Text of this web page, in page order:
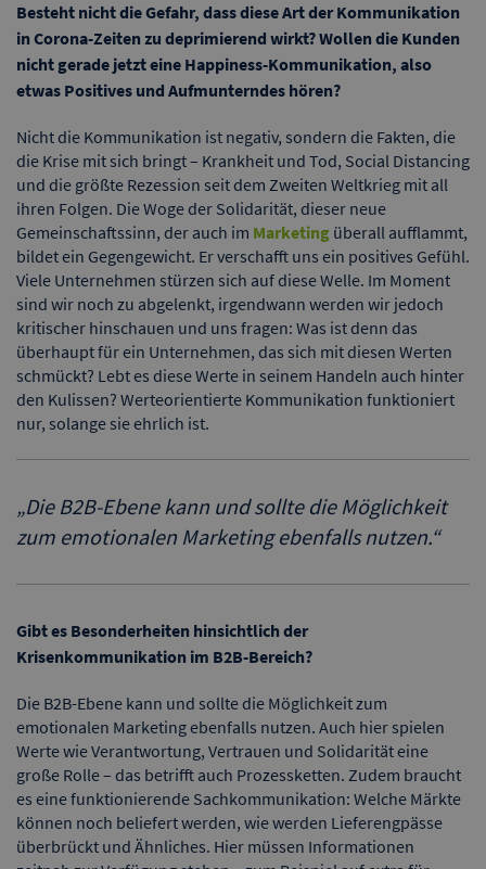
Besteht nicht die Gefahr, dass diese Art der Kommunikation
in Corona-Zeiten zu deprimierend wirkt? Wollen die Kunden
nicht gerade jetzt eine Happiness-Kommunikation, also
etwas Positives und Aufmunterndes hören?
Nicht die Kommunikation ist negativ, sondern die Fakten, die
die Krise mit sich bringt – Krankheit und Tod, Social Distancing
und die größte Rezession seit dem Zweiten Weltkrieg mit all
ihren Folgen. Die Woge der Solidarität, dieser neue
Gemeinschaftssinn, der auch im Marketing überall aufflammt,
bildet ein Gegengewicht. Er verschafft uns ein positives Gefühl.
Viele Unternehmen stürzen sich auf diese Welle. Im Moment
sind wir noch zu abgelenkt, irgendwann werden wir jedoch
kritischer hinschauen und uns fragen: Was ist denn das
überhaupt für ein Unternehmen, das sich mit diesen Werten
schmückt? Lebt es diese Werte in seinem Handeln auch hinter
den Kulissen? Werteorientierte Kommunikation funktioniert
nur, solange sie ehrlich ist.
„Die B2B-Ebene kann und sollte die Möglichkeit
zum emotionalen Marketing ebenfalls nutzen.“
Gibt es Besonderheiten hinsichtlich der
Krisenkommunikation im B2B-Bereich?
Die B2B-Ebene kann und sollte die Möglichkeit zum
emotionalen Marketing ebenfalls nutzen. Auch hier spielen
Werte wie Verantwortung, Vertrauen und Solidarität eine
große Rolle – das betrifft auch Prozessketten. Zudem braucht
es eine funktionierende Sachkommunikation: Welche Märkte
können noch beliefert werden, wie werden Lieferengpässe
überbrückt und Ähnliches. Hier müssen Informationen